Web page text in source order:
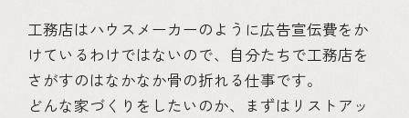
工務店はハウスメーカーのように広告宣伝費をか
けているわけではないので、自分たちで工務店を
さがすのはなかなか骨の折れる仕事です。
どんな家づくりをしたいのか、まずはリストアッ